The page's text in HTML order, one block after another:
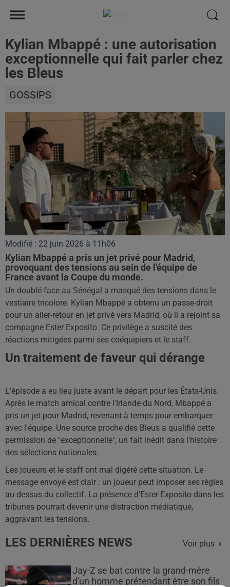
Kylian Mbappé : une autorisation
exceptionnelle qui fait parler chez
les Bleus
GOSSIPS
Modifié : 22 juin 2026 à 11h06
Kylian Mbappé a pris un jet privé pour Madrid,
provoquant des tensions au sein de l'équipe de
France avant la Coupe du monde.
Un doublé face au Sénégal a masqué des tensions dans le
vestiaire tricolore. Kylian Mbappé a obtenu un passe-droit
pour un aller-retour en jet privé vers Madrid, où il a rejoint sa
compagne Ester Exposito. Ce privilège a suscité des
réactions mitigées parmi ses coéquipiers et le staff.
Un traitement de faveur qui dérange
L'épisode a eu lieu juste avant le départ pour les États-Unis.
Après le match amical contre l'Irlande du Nord, Mbappé a
pris un jet pour Madrid, revenant à temps pour embarquer
avec l'équipe. Une source proche des Bleus a qualifié cette
permission de "exceptionnelle", un fait inédit dans l'histoire
des sélections nationales.
Les joueurs et le staff ont mal digéré cette situation. Le
message envoyé est clair : un joueur peut imposer ses règles
au-dessus du collectif. La présence d'Ester Exposito dans les
tribunes pourrait devenir une distraction médiatique,
aggravant les tensions.
LES DERNIÈRES NEWS Voir plus
Jay-Z se bat contre la grand-mère
d'un homme prétendant être son fils